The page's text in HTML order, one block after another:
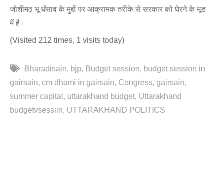
जोशीमठ भू धँसाव के मुद्दों पर आक्रामक तरीके से सरकार को घेरने के मूड
में है।
(Visited 212 times, 1 visits today)
Bharadisain bjp Budget session
budget session in
gairsain cm dhami in gairsain Congress gairsain
summer capital
uttarakhand budget Uttarakhand
budgetvsessiin UTTARAKHAND POLITICS